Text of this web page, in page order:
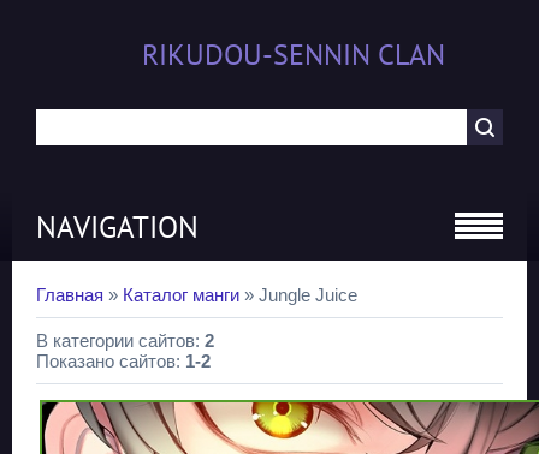
RIKUDOU-SENNIN CLAN
NAVIGATION
Главная » Каталог манги » Jungle Juice
В категории сайтов: 2
Показано сайтов: 1-2